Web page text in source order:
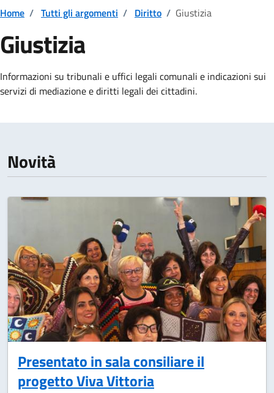
Home / Tutti gli argomenti / Diritto / Giustizia
Giustizia
Dettagli della notizia
Informazioni su tribunali e uffici legali comunali e indicazioni sui
servizi di mediazione e diritti legali dei cittadini.
Novità
Presentato in sala consiliare il
progetto Viva Vittoria